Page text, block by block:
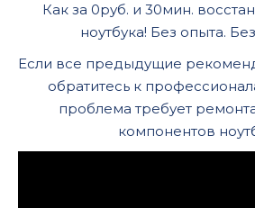
Как за 0руб. и 30мин.
ноутбука! Без опыта.
Если все предыдущие
обратитесь к
проблема требует
компонентов